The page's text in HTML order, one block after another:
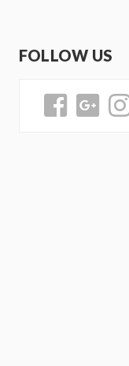
FOLLOW US